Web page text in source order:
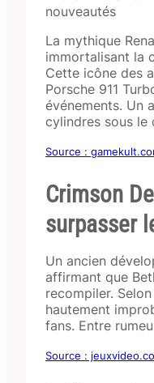
La mythique
immortalisant la
Cette icône des
Porsche 911
événements. Un
cylindres sous le
Source :
Crimson
surpasser
Un ancien
affirmant que
recompiler.
hautement
fans. Entre
Source :